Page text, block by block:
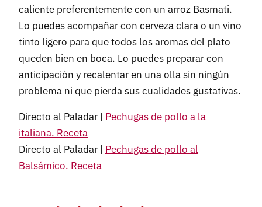
caliente preferentemente con un arroz Basmati.
Lo puedes acompañar con cerveza clara o un vino
tinto ligero para que todos los aromas del plato
queden bien en boca. Lo puedes preparar con
anticipación y recalentar en una olla sin ningún
problema ni que pierda sus cualidades gustativas.
Directo al Paladar | Pechugas de pollo a la
italiana. Receta
Directo al Paladar | Pechugas de pollo al
Balsámico. Receta